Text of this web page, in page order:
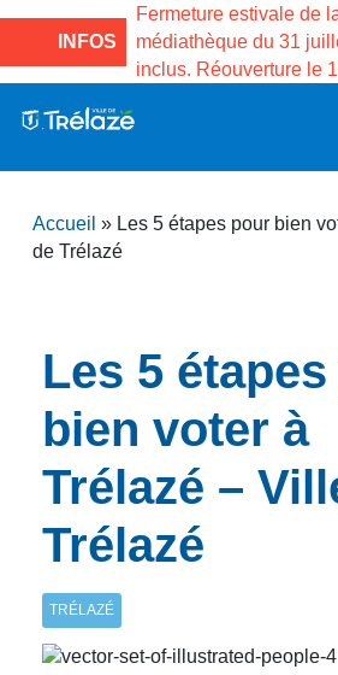
INFOS
la Maison des
de Gama du
Fermeture estivale de
médiathèque du 31
inclus. Réouverture le
et d’animations
Projets
– Jumelage
Accueil » Les 5 étapes pour bien
de Trélazé
Les 5
bien voter à
Trélazé –
Trélazé
TRÉLAZÉ